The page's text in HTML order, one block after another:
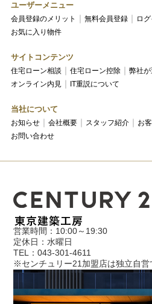
ユーザーメニュー
会員登録のメリット 無料会員登録 ロ
お気に入り物件
サイトコンテンツ
住宅ローン相談 住宅ローン控除 弊社
オンライン内見
IT重説について
当社について
お知らせ 会社概要 スタッフ紹介 お
お問い合わせ
営業時間：10:00～19:30
定休日：水曜日
TEL：043-301-4611
※センチュリー21加盟店は独立自営